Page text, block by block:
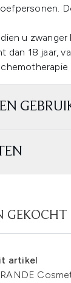
u
dan 18 jaar,
GEKOCHT
artikel